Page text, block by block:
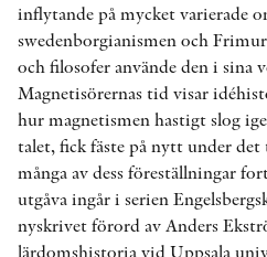
inflytande på mycket varierade
swedenborgianismen och
och filosofer använde den i sina
Magnetisörernas tid visar
hur magnetismen hastigt slog
talet, fick fäste på nytt under
många av dess föreställningar
utgåva ingår i serien
nyskrivet förord av Anders
lärdomshistoria vid Uppsala